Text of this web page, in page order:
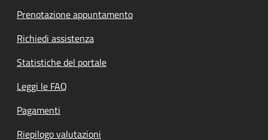
Prenotazione appuntamento
Richiedi assistenza
Statistiche del portale
Leggi le FAQ
Pagamenti
Riepilogo valutazioni